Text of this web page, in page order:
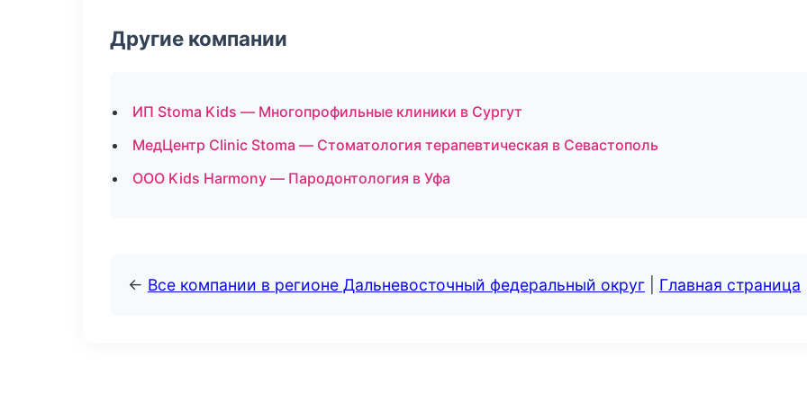
Другие компании
ИП Stoma Kids — Многопрофильные клиники в Сургут
МедЦентр Clinic Stoma — Стоматология терапевтическая в Севастополь
ООО Kids Harmony — Пародонтология в Уфа
← Все компании в регионе Дальневосточный федеральный округ Главная страница